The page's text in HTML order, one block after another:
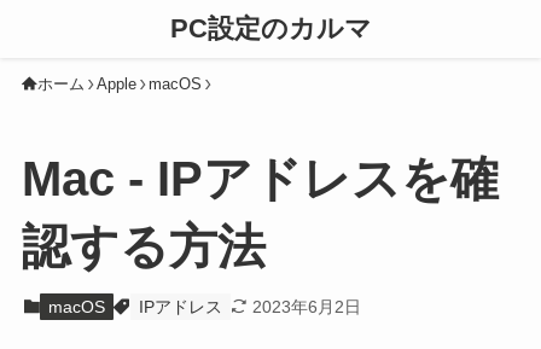
PC設定のカルマ
ホーム Apple macOS
Mac - IPアドレスを確
認する方法
macOS IPアドレス 2023年6月2日